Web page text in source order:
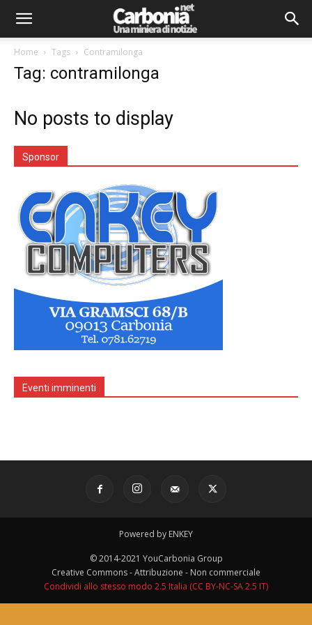
Home Tags Contramilonga
Tag: contramilonga
No posts to display
Sponsor
Eventi imminenti
Powered by ENKEY
© 2014-2021 YouCarbonia Group
Creative Commons - Attribuzione - Non commerciale
Condividi allo stesso modo 2.5 Italia (CC BY-NC-SA 2.5 IT)